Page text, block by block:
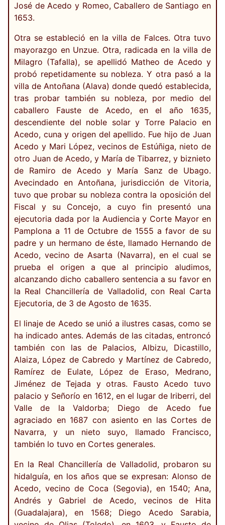
José de Acedo y Romeo, Caballero de Santiago en
1653.
Otra se estableció en la villa de Falces. Otra tuvo
mayorazgo en Unzue. Otra, radicada en la villa de
Milagro (Tafalla), se apellidó Matheo de Acedo y
probó repetidamente su nobleza. Y otra pasó a la
villa de Antoñana (Alava) donde quedó establecida,
tras probar también su nobleza, por medio del
caballero Fauste de Acedo, en el año 1635,
descendiente del noble solar y Torre Palacio en
Acedo, cuna y origen del apellido. Fue hijo de Juan
Acedo y Mari López, vecinos de Estúñiga, nieto de
otro Juan de Acedo, y María de Tibarrez, y biznieto
de Ramiro de Acedo y María Sanz de Ubago.
Avecindado en Antoñana, jurisdicción de Vitoria,
tuvo que probar su nobleza contra la oposición del
Fiscal y su Concejo, a cuyo fin presentó una
ejecutoria dada por la Audiencia y Corte Mayor en
Pamplona a 11 de Octubre de 1555 a favor de su
padre y un hermano de éste, llamado Hernando de
Acedo, vecino de Asarta (Navarra), en el cual se
prueba el origen a que al principio aludimos,
alcanzando dicho caballero sentencia a su favor en
la Real Chancillería de Valladolid, con Real Carta
Ejecutoria, de 3 de Agosto de 1635.
El linaje de Acedo se unió a ilustres casas, como se
ha indicado antes. Además de las citadas, entroncó
también con las de Palacios, Albizu, Dicastillo,
Alaiza, López de Cabredo y Martínez de Cabredo,
Ramírez de Eulate, López de Eraso, Medrano,
Jiménez de Tejada y otras. Fausto Acedo tuvo
palacio y Señorío en 1612, en el lugar de Iriberri, del
Valle de la Valdorba; Diego de Acedo fue
agraciado en 1687 con asiento en las Cortes de
Navarra, y un nieto suyo, llamado Francisco,
también lo tuvo en Cortes generales.
En la Real Chancillería de Valladolid, probaron su
hidalguía, en los años que se expresan: Alonso de
Acedo, vecino de Coca (Segovia), en 1540; Ana,
Andrés y Gabriel de Acedo, vecinos de Hita
(Guadalajara), en 1568; Diego Acedo Sarabia,